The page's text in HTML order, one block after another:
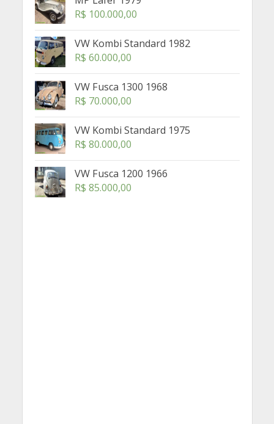
R$ 100.000,00
VW Kombi Standard 1982
R$ 60.000,00
VW Fusca 1300 1968
R$ 70.000,00
VW Kombi Standard 1975
R$ 80.000,00
VW Fusca 1200 1966
R$ 85.000,00